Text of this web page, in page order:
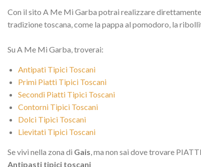
Con il sito A Me Mi Garba potrai realizzare
tradizione toscana, come la pappa al pomodoro, la
Su A Me Mi Garba, troverai:
Antipati Tipici Toscani
Primi Piatti Tipici Toscani
Secondi Piatti Tipici Toscani
Contorni Tipici Toscani
Dolci Tipici Toscani
Lievitati Tipici Toscani
Se vivi nella zona di Gais , ma non sai dove trovare
Antipasti tipici toscani